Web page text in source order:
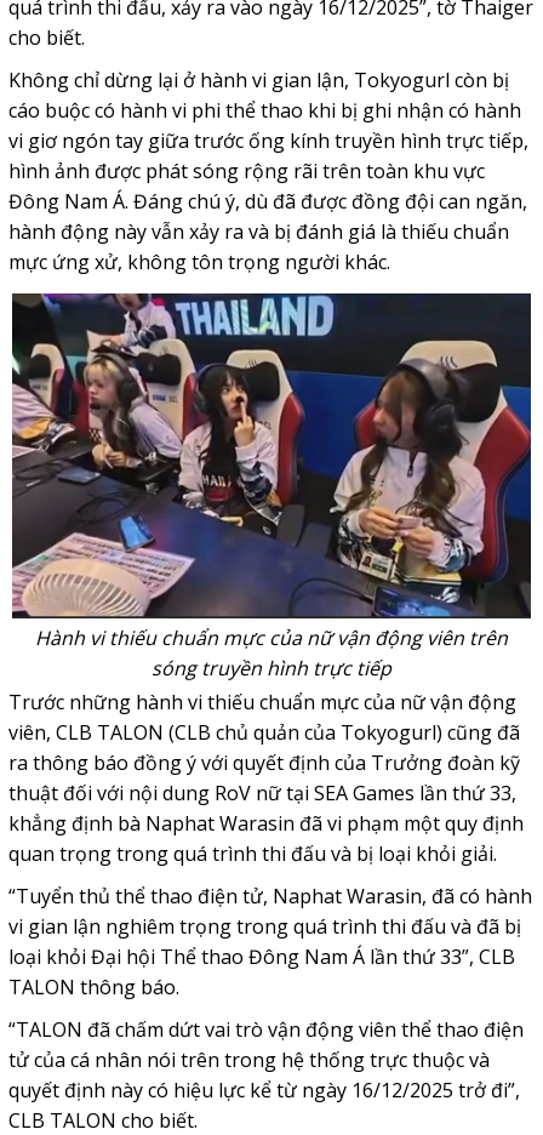
quá trình thi đấu, xảy ra vào ngày 16/12/2025”, tờ Thaiger
cho biết.
Không chỉ dừng lại ở hành vi gian lận, Tokyogurl còn bị
cáo buộc có hành vi phi thể thao khi bị ghi nhận có hành
vi giơ ngón tay giữa trước ống kính truyền hình trực tiếp,
hình ảnh được phát sóng rộng rãi trên toàn khu vực
Đông Nam Á. Đáng chú ý, dù đã được đồng đội can ngăn,
hành động này vẫn xảy ra và bị đánh giá là thiếu chuẩn
mực ứng xử, không tôn trọng người khác.
Hành vi thiếu chuẩn mực của nữ vận động viên trên
sóng truyền hình trực tiếp
Trước những hành vi thiếu chuẩn mực của nữ vận động
viên, CLB TALON (CLB chủ quản của Tokyogurl) cũng đã
ra thông báo đồng ý với quyết định của Trưởng đoàn kỹ
thuật đối với nội dung RoV nữ tại SEA Games lần thứ 33,
khẳng định bà Naphat Warasin đã vi phạm một quy định
quan trọng trong quá trình thi đấu và bị loại khỏi giải.
“Tuyển thủ thể thao điện tử, Naphat Warasin, đã có hành
vi gian lận nghiêm trọng trong quá trình thi đấu và đã bị
loại khỏi Đại hội Thể thao Đông Nam Á lần thứ 33”, CLB
TALON thông báo.
“TALON đã chấm dứt vai trò vận động viên thể thao điện
tử của cá nhân nói trên trong hệ thống trực thuộc và
quyết định này có hiệu lực kể từ ngày 16/12/2025 trở đi”,
CLB TALON cho biết.